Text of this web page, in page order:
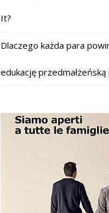
It?
Dlaczego każda para
edukację